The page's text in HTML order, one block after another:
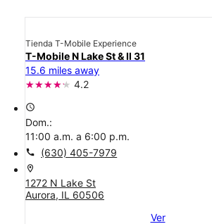
Tienda T-Mobile Experience
T-Mobile N Lake St & Il 31
15.6 miles away
4.2
access_time
Dom.:
11:00 a.m. a 6:00 p.m.
call (630) 405-7979
location_on
1272 N Lake St
Aurora, IL 60506
Ver